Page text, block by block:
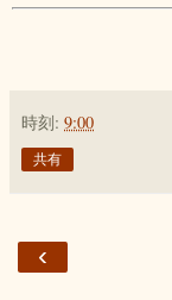
時刻: 9:00
共有
‹